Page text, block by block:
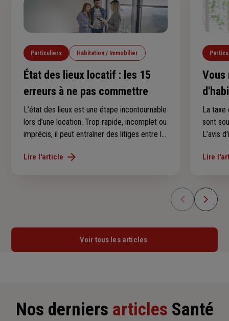
Particuliers Habitation / Immobilier
État des lieux locatif : les 15
erreurs à ne pas commettre
L’état des lieux est une étape incontournable
lors d’une location. Trop rapide, incomplet ou
imprécis, il peut entraîner des litiges entre le
moment de récupérer le dépôt de garantie.
Lire l'article
Vous
La
sont
L’avis
l’avez
Lire
Voir tous les articles
Nos derniers articles Santé